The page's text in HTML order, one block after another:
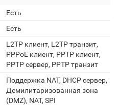
Есть
Есть
L2TP клиент, L2TP транзит,
PPPoE клиент, PPTP клиент,
PPTP сервер, PPTP транзит
Поддержка NAT, DHCP сервер,
Демилитаризованная зона
(DMZ), NAT, SPI